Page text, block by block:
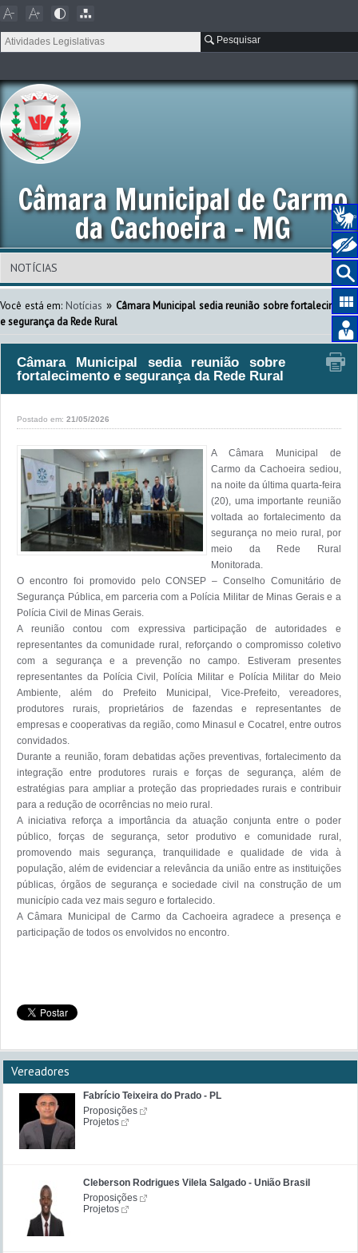
Pesquisar
Câmara Municipal de Carmo
da Cachoeira - MG
Você está em: Notícias » Câmara Municipal sedia reunião sobre fortalecimento
e segurança da Rede Rural
Câmara Municipal sedia reunião sobre
fortalecimento e segurança da Rede Rural
Postado em: 21/05/2026
A Câmara Municipal de
Carmo da Cachoeira sediou,
na noite da última quarta-feira
(20), uma importante reunião
voltada ao fortalecimento da
segurança no meio rural, por
meio da Rede Rural
Monitorada.
O encontro foi promovido pelo CONSEP – Conselho Comunitário de
Segurança Pública, em parceria com a Polícia Militar de Minas Gerais e a
Polícia Civil de Minas Gerais.
A reunião contou com expressiva participação de autoridades e
representantes da comunidade rural, reforçando o compromisso coletivo
com a segurança e a prevenção no campo. Estiveram presentes
representantes da Polícia Civil, Polícia Militar e Polícia Militar do Meio
Ambiente, além do Prefeito Municipal, Vice-Prefeito, vereadores,
produtores rurais, proprietários de fazendas e representantes de
empresas e cooperativas da região, como Minasul e Cocatrel, entre outros
convidados.
Durante a reunião, foram debatidas ações preventivas, fortalecimento da
integração entre produtores rurais e forças de segurança, além de
estratégias para ampliar a proteção das propriedades rurais e contribuir
para a redução de ocorrências no meio rural.
A iniciativa reforça a importância da atuação conjunta entre o poder
público, forças de segurança, setor produtivo e comunidade rural,
promovendo mais segurança, tranquilidade e qualidade de vida à
população, além de evidenciar a relevância da união entre as instituições
públicas, órgãos de segurança e sociedade civil na construção de um
município cada vez mais seguro e fortalecido.
A Câmara Municipal de Carmo da Cachoeira agradece a presença e
participação de todos os envolvidos no encontro.
Vereadores
Fabrício Teixeira do Prado - PL
Proposições
Projetos
Cleberson Rodrigues Vilela Salgado - União Brasil
Proposições
Projetos